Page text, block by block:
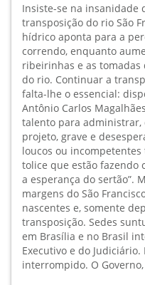
Insiste-se na insanidade
transposição do rio São
hídrico aponta para a
correndo, enquanto
ribeirinhas e as tomadas
do rio. Continuar a
falta-lhe o essencial:
Antônio Carlos
talento para
projeto, grave e
loucos ou
tolice que estão fazendo
a esperança do sertão”.
margens do São
nascentes e, somente
transposição. Sedes
em Brasília e no Brasil
Executivo e do
interrompido. O